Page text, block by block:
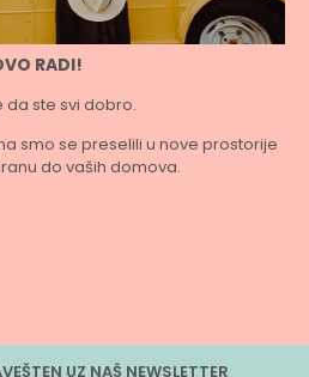
RADI!
da ste svi dobro.
smo se preselili u nove prostorije
do vaših domova.
UZ NAŠ NEWSLETTER